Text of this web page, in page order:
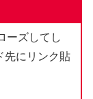
ーズしてし
先にリンク貼